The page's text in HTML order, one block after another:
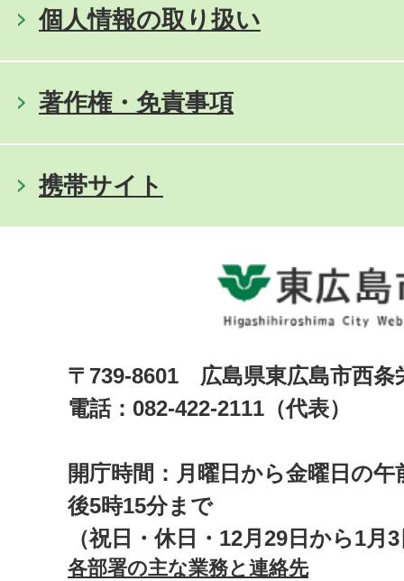
個人情報の取り扱い
著作権・免責事項
携帯サイト
〒739-8601 広島県東広島市西
電話：082-422-2111（代表）
開庁時間：月曜日から金曜日の午
後5時15分まで
（祝日・休日・12月29日から1月
各部署の主な業務と連絡先